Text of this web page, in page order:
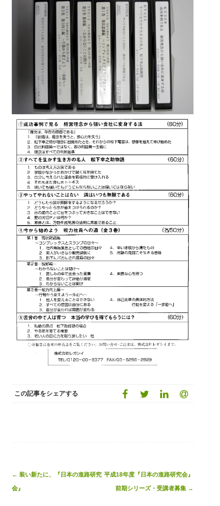
この記事をシェアする
Post
navigation
← 装い新たに、『日本の進路研究
会』
平成18年度『日本の進路研究会』
前期シリーズ・受講者募集 →